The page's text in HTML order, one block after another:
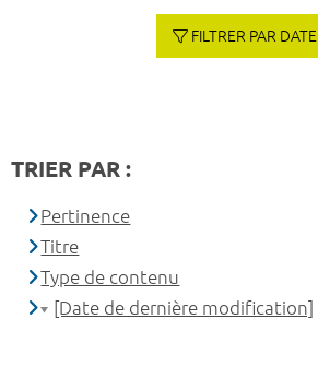
FILTRER PAR DATE
TRIER PAR :
Pertinence
Titre
Type de contenu
[Date de dernière modification]